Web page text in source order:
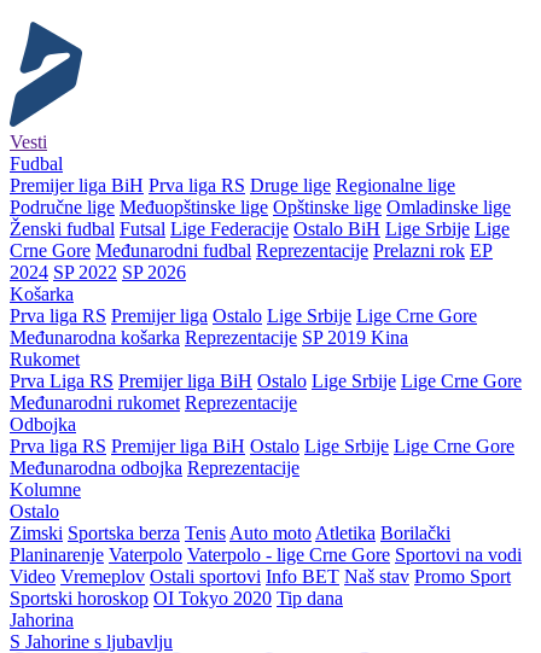
Vesti
Fudbal
Premijer liga BiH Prva liga RS Druge lige Regionalne lige
Područne lige Međuopštinske lige Opštinske lige Omladinske lige
Ženski fudbal Futsal Lige Federacije Ostalo BiH Lige Srbije Lige
Crne Gore Međunarodni fudbal Reprezentacije Prelazni rok EP
2024 SP 2022 SP 2026
Košarka
Prva liga RS Premijer liga Ostalo Lige Srbije Lige Crne Gore
Međunarodna košarka Reprezentacije SP 2019 Kina
Rukomet
Prva Liga RS Premijer liga BiH Ostalo Lige Srbije Lige Crne Gore
Međunarodni rukomet Reprezentacije
Odbojka
Prva liga RS Premijer liga BiH Ostalo Lige Srbije Lige Crne Gore
Međunarodna odbojka Reprezentacije
Kolumne
Ostalo
Zimski Sportska berza Tenis Auto moto Atletika Borilački
Planinarenje Vaterpolo Vaterpolo - lige Crne Gore Sportovi na vodi
Video Vremeplov Ostali sportovi Info BET Naš stav Promo Sport
Sportski horoskop OI Tokyo 2020 Tip dana
Jahorina
S Jahorine s ljubavlju